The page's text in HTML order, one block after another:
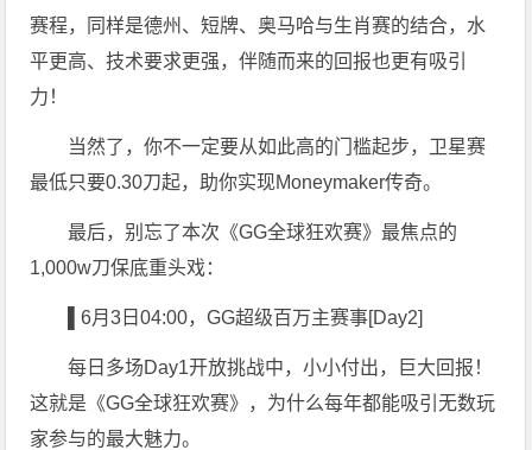
赛程，同样是德州、短牌、奥马哈与生肖赛的结合，水
平更高、技术要求更强，伴随而来的回报也更有吸引
力！
当然了，你不一定要从如此高的门槛起步，卫星赛
最低只要0.30刀起，助你实现Moneymaker传奇。
最后，别忘了本次《GG全球狂欢赛》最焦点的
1,000w刀保底重头戏：
▌6月3日04:00，GG超级百万主赛事[Day2]
每日多场Day1开放挑战中，小小付出，巨大回报！
这就是《GG全球狂欢赛》，为什么每年都能吸引无数玩
家参与的最大魅力。